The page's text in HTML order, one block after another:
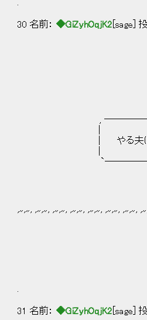
30 名前： ◆GiZyhOqjK2 [sage]
，－
,
｜ やる夫はネイピア
'"'"' '"'"' '"'"' '"'"' '"'"' '"'"' '"'"'
31 名前： ◆GiZyhOqjK2 [sage]